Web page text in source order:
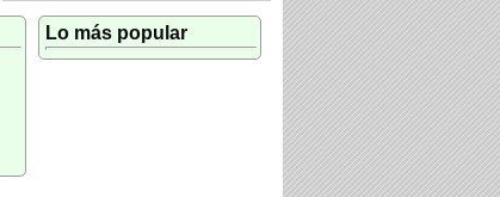
Lo más popular